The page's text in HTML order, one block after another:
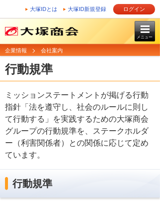
大塚IDとは 大塚ID新規登録 ログイン
メニュー
企業情報 会社案内
行動規準
ミッションステートメントが掲げる行動
指針「法を遵守し、社会のルールに則し
て行動する」を実践するための大塚商会
グループの行動規準を、ステークホルダ
ー（利害関係者）との関係に応じて定め
ています。
行動規準